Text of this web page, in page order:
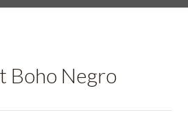
Boho Negro